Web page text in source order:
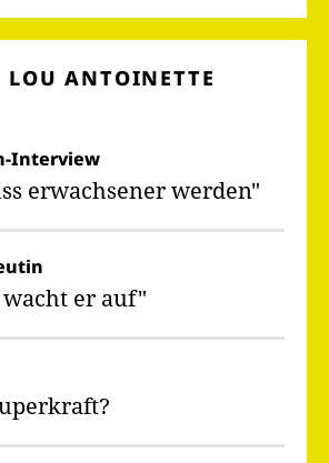
LOU ANTOINETTE
Interview
erwachsener werden"
wacht er auf"